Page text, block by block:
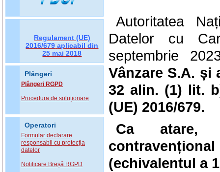
Regulament (UE)
2016/679 aplicabil din
25 mai 2018
Plângeri
Plângeri RGPD
Procedura de soluționare
Operatori
Formular declarare
responsabil cu protecția
datelor
Notificare Breșă RGPD
Autoritatea
Datelor cu
septembrie
Vânzare S.A. și
32 alin. (1) lit.
(UE) 2016/679.
Ca atare,
(echivalentul a